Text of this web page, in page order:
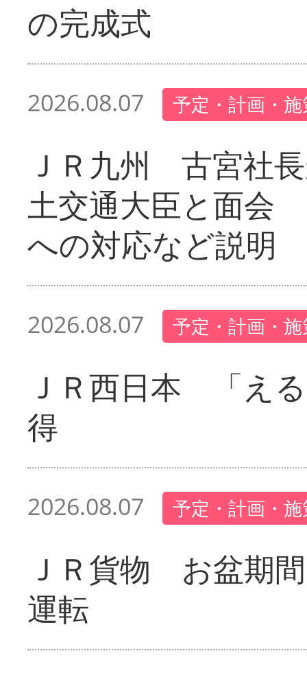
の完成式
2026.08.07 予定・計画・
ＪＲ九州 古宮社
土交通大臣と面会
への対応など説明
2026.08.07 予定・計画・
ＪＲ西日本 「え
得
2026.08.07 予定・計画・
ＪＲ貨物 お盆期
運転